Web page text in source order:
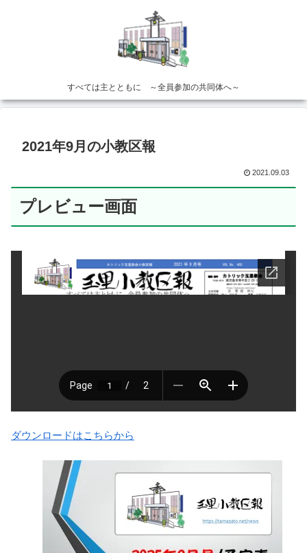
すべては主とともに ～全員参加の共同体へ～
2021年9月の小教区報
2021.09.03
プレビュー画面
ダウンロードはこちらから